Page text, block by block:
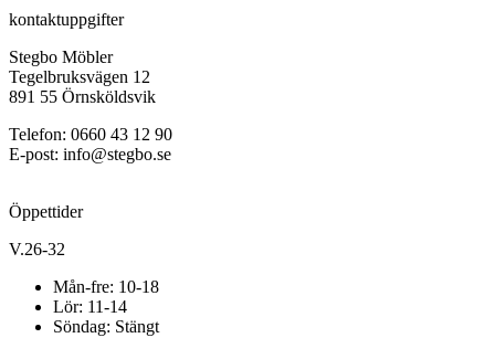
kontaktuppgifter
Stegbo Möbler
Tegelbruksvägen 12
891 55 Örnsköldsvik
Telefon: 0660 43 12 90
E-post: info@stegbo.se
Öppettider
V.26-32
Mån-fre: 10-18
Lör: 11-14
Söndag: Stängt